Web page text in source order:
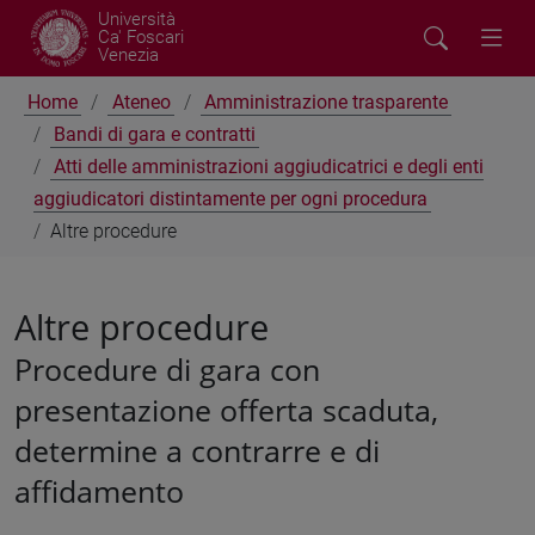
Università
Ca' Foscari
Venezia
Home Ateneo
Amministrazione trasparente
Bandi di gara e contratti
Atti delle amministrazioni aggiudicatrici e degli enti
aggiudicatori distintamente per ogni procedura
Altre procedure
Altre procedure
Procedure di gara con
presentazione offerta scaduta,
determine a contrarre e di
affidamento